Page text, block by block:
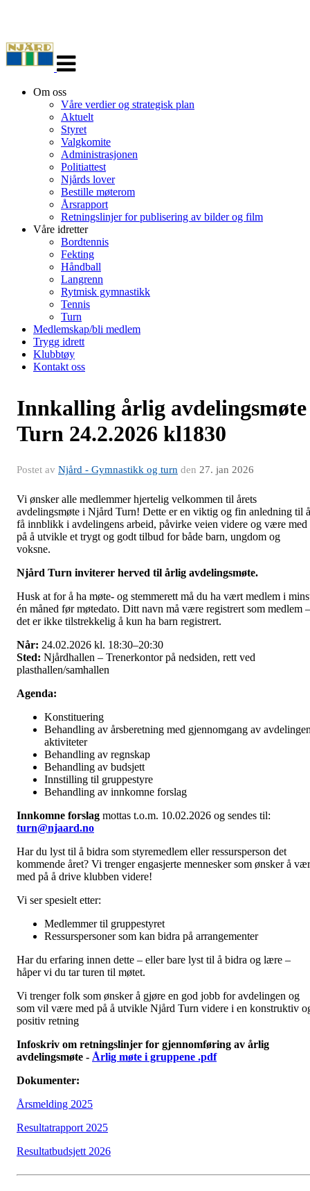
navigasjon
Om oss
Våre verdier og strategisk plan
Aktuelt
Styret
Valgkomite
Administrasjonen
Politiattest
Njårds lover
Bestille møterom
Årsrapport
Retningslinjer for publisering av bilder og film
Våre idretter
Bordtennis
Fekting
Håndball
Langrenn
Rytmisk gymnastikk
Tennis
Turn
Medlemskap/bli medlem
Trygg idrett
Klubbtøy
Kontakt oss
Innkalling årlig avdelingsmøte
Turn 24.2.2026 kl1830
Postet av Njård - Gymnastikk og turn den 27. jan 2026
Vi ønsker alle medlemmer hjertelig velkommen til årets
avdelingsmøte i Njård Turn! Dette er en viktig og fin anledning til å
få innblikk i avdelingens arbeid, påvirke veien videre og være med
på å utvikle et trygt og godt tilbud for både barn, ungdom og
voksne.
Njård Turn inviterer herved til årlig avdelingsmøte.
Husk at for å ha møte- og stemmerett må du ha vært medlem i
én måned før møtedato. Ditt navn må være registrert som medlem –
det er ikke tilstrekkelig å kun ha barn registrert.
Når: 24.02.2026 kl. 18:30–20:30
Sted: Njårdhallen – Trenerkontor på nedsiden, rett ved
plasthallen/samhallen
Agenda:
Konstituering
Behandling av årsberetning med gjennomgang av
aktiviteter
Behandling av regnskap
Behandling av budsjett
Innstilling til gruppestyre
Behandling av innkomne forslag
Innkomne forslag mottas t.o.m. 10.02.2026 og sendes til:
turn@njaard.no
Har du lyst til å bidra som styremedlem eller ressursperson det
kommende året? Vi trenger engasjerte mennesker som ønsker å
med på å drive klubben videre!
Vi ser spesielt etter:
Medlemmer til gruppestyret
Ressurspersoner som kan bidra på arrangementer
Har du erfaring innen dette – eller bare lyst til å bidra og lære –
håper vi du tar turen til møtet.
Vi trenger folk som ønsker å gjøre en god jobb for avdelingen og
som vil være med på å utvikle Njård Turn videre i en konstruktiv
positiv retning
Infoskriv om retningslinjer for gjennomføring av årlig
avdelingsmøte - Årlig møte i gruppene .pdf
Dokumenter:
Årsmelding 2025
Resultatrapport 2025
Resultatbudsjett 2026